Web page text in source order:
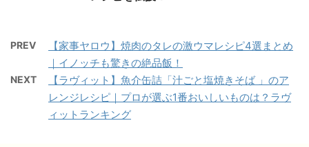
PREV
【家事ヤロウ】焼肉のタレの激ウマレシピ4選まとめ
｜イノッチも驚きの絶品飯！
NEXT
【ラヴィット】魚介缶詰「汁ごと塩焼きそば 」のア
レンジレシピ｜プロが選ぶ1番おいしいものは？ラヴ
ィットランキング